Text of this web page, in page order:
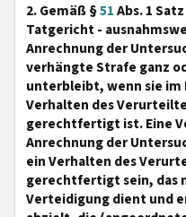
2. Gemäß §51Abs. 1
Tatgericht -
Anrechnung der
verhängte Strafe ganz
unterbleibt, wenn sie im
Verhalten des
gerechtfertigt ist. Eine
Anrechnung der
ein Verhalten des
gerechtfertigt sein, das
Verteidigung dient und